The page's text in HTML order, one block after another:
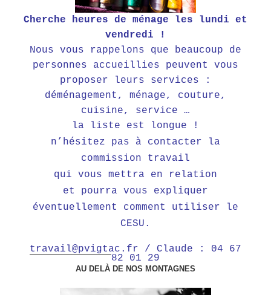
Cherche heures de ménage les lundi et
vendredi !
Nous vous rappelons que beaucoup de
personnes accueillies peuvent vous
proposer leurs services :
déménagement, ménage, couture,
cuisine, service …
la liste est longue !
n’hésitez pas à contacter la
commission travail
qui vous mettra en relation
et pourra vous expliquer
éventuellement comment utiliser le
CESU.
travail@pvigtac.fr / Claude : 04 67
82 01 29
AU DELÀ DE NOS MONTAGNES